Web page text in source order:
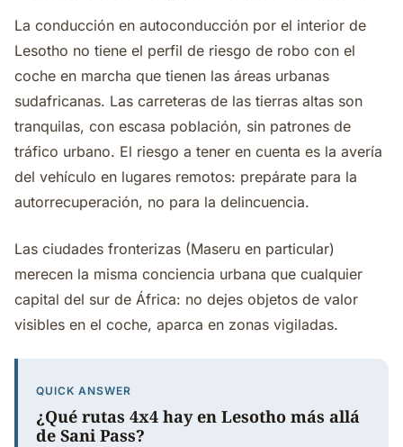
La conducción en autoconducción por el interior de
Lesotho no tiene el perfil de riesgo de robo con el
coche en marcha que tienen las áreas urbanas
sudafricanas. Las carreteras de las tierras altas son
tranquilas, con escasa población, sin patrones de
tráfico urbano. El riesgo a tener en cuenta es la avería
del vehículo en lugares remotos: prepárate para la
autorrecuperación, no para la delincuencia.
Las ciudades fronterizas (Maseru en particular)
merecen la misma conciencia urbana que cualquier
capital del sur de África: no dejes objetos de valor
visibles en el coche, aparca en zonas vigiladas.
QUICK ANSWER
¿Qué rutas 4x4 hay en Lesotho más allá
de Sani Pass?